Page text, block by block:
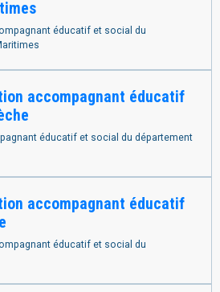
éducatif et social du
éducatif et social du département
accompagnant éducatif
éducatif et social du